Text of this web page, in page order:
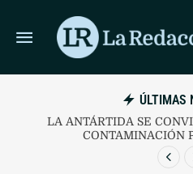
ÚLTIMAS
IMPUTARON A THIAGO
CON